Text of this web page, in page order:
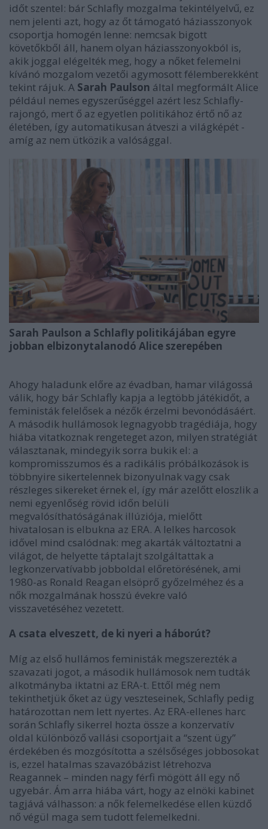
időt szentel: bár Schlafly mozgalma tekintélyelvű, ez
nem jelenti azt, hogy az őt támogató háziasszonyok
csoportja homogén lenne: nemcsak bigott
követőkből áll, hanem olyan háziasszonyokból is,
akik joggal elégelték meg, hogy a nőket felemelni
kívánó mozgalom vezetői agymosott félemberekként
tekint rájuk. A Sarah Paulson által megformált Alice
például nemes egyszerűséggel azért lesz Schlafly-
rajongó, mert ő az egyetlen politikához értő nő az
életében, így automatikusan átveszi a világképét -
amíg az nem ütközik a valósággal.
Sarah Paulson a Schlafly politikájában egyre
jobban elbizonytalanodó Alice szerepében
Ahogy haladunk előre az évadban, hamar világossá
válik, hogy bár Schlafly kapja a legtöbb játékidőt, a
feministák felelősek a nézők érzelmi bevonódásáért.
A második hullámosok legnagyobb tragédiája, hogy
hiába vitatkoznak rengeteget azon, milyen stratégiát
választanak, mindegyik sorra bukik el: a
kompromisszumos és a radikális próbálkozások is
többnyire sikertelennek bizonyulnak vagy csak
részleges sikereket érnek el, így már azelőtt eloszlik a
nemi egyenlőség rövid időn belüli
megvalósíthatóságának illúziója, mielőtt
hivatalosan is elbukna az ERA. A lelkes harcosok
idővel mind csalódnak: meg akarták változtatni a
világot, de helyette táptalajt szolgáltattak a
legkonzervatívabb jobboldal előretörésének, ami
1980-as Ronald Reagan elsöprő győzelméhez és a
nők mozgalmának hosszú évekre való
visszavetéséhez vezetett.
A csata elveszett, de ki nyeri a háborút?
Míg az első hullámos feministák megszerezték a
szavazati jogot, a második hullámosok nem tudták
alkotmányba iktatni az ERA-t. Ettől még nem
tekinthetjük őket az ügy veszteseinek, Schlafly pedig
határozottan nem lett nyertes. Az ERA-ellenes harc
során Schlafly sikerrel hozta össze a konzervatív
oldal különböző vallási csoportjait a “szent ügy”
érdekében és mozgósította a szélsőséges jobbosokat
is, ezzel hatalmas szavazóbázist létrehozva
Reagannek – minden nagy férfi mögött áll egy nő
ugyebár. Ám arra hiába várt, hogy az elnöki kabinet
tagjává válhasson: a nők felemelkedése ellen küzdő
nő végül maga sem tudott felemelkedni.